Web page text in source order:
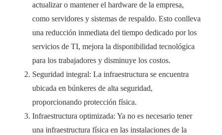
actualizar o mantener el hardware de la empresa,
como servidores y sistemas de respaldo. Esto conlleva
una reducción inmediata del tiempo dedicado por los
servicios de TI, mejora la disponibilidad tecnológica
para los trabajadores y disminuye los costos.
Seguridad integral: La infraestructura se encuentra
ubicada en búnkeres de alta seguridad,
proporcionando protección física.
Infraestructura optimizada: Ya no es necesario tener
una infraestructura física en las instalaciones de la